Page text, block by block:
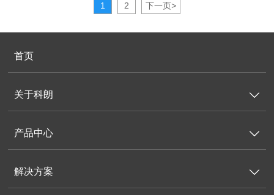
1 2 下一页>
首页
关于科朗 
产品中心 
解决方案 